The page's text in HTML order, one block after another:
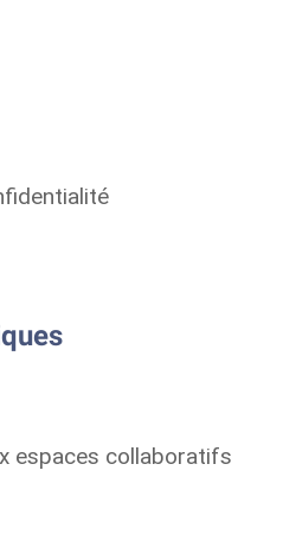
espaces collaboratifs